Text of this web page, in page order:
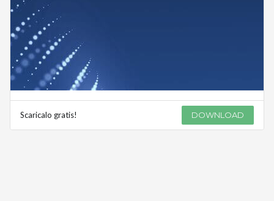
Scaricalo gratis! DOWNLOAD